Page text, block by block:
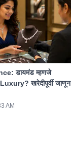
डायमंड म्हणजे
खरेदीपूर्वी जाणून
AM